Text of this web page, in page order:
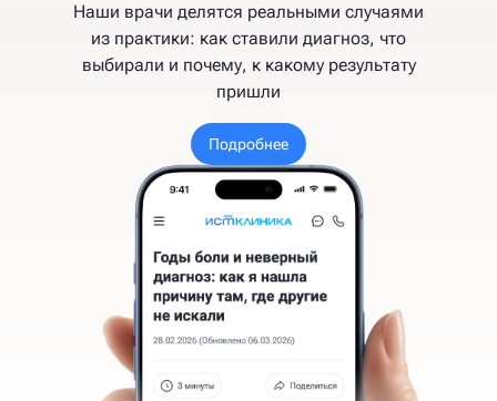
Наши врачи делятся реальными случаями
из практики: как ставили диагноз, что
выбирали и почему, к какому результату
пришли
Подробнее